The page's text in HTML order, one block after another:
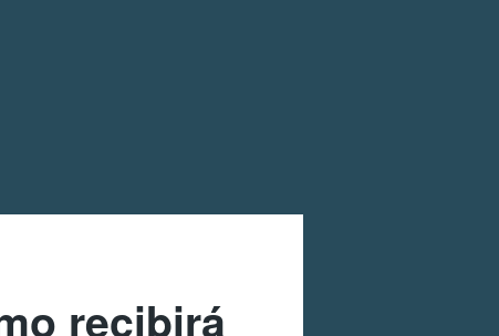
recibirá